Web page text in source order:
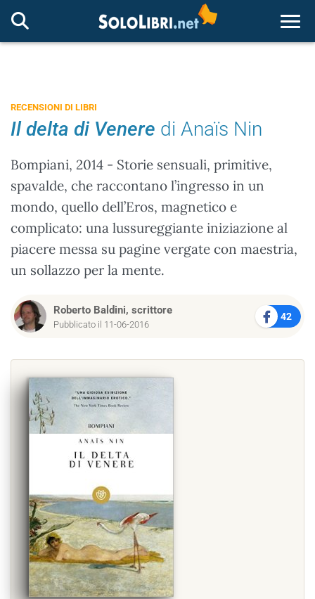
RECENSIONI DI LIBRI
Il delta di Venere di Anaïs Nin
Bompiani, 2014 - Storie sensuali, primitive,
spavalde, che raccontano l’ingresso in un
mondo, quello dell’Eros, magnetico e
complicato: una lussureggiante iniziazione al
piacere messa su pagine vergate con maestria,
un sollazzo per la mente.
Roberto Baldini, scrittore
Pubblicato il 11-06-2016
42